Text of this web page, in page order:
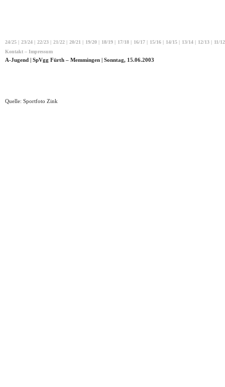
24/25 | 23/24 | 22/23 | 21/22 | 20/21 | 19/20 | 18/19 | 17/18 | 16/17 | 15/16 | 14/15 | 13/14 | 12/13 | 11/12
Kontakt – Impressum
A-Jugend | SpVgg Fürth – Memmingen | Sonntag, 15.06.2003
Quelle: Sportfoto Zink